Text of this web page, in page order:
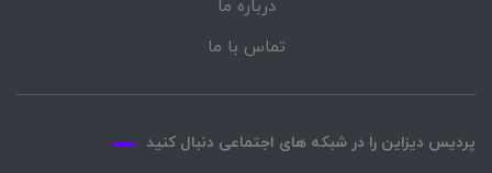
درباره ما
تماس با ما
پردیس دیزاین را در شبکه های اجتماعی دنبال کنید